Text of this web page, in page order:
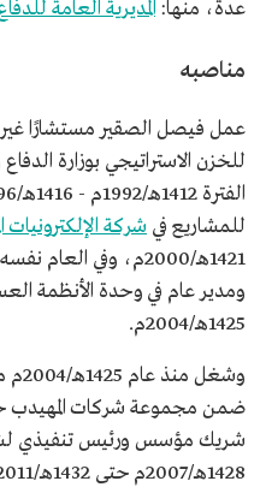
عدة، منها: المديرية العامة
مناصبه
عمل فيصل الصقير مستشارًا غير
للخزن الاستراتيجي بوزارة
للمشاريع في شركة الإلكترونيات
1421هـ/2000م، وفي
ومدير عام في وحدة الأنظمة
1425هـ/2004م.
شريك مؤسس ورئيس تنفيذي
1428هـ/2007م حتى 1432هـ/2011م.